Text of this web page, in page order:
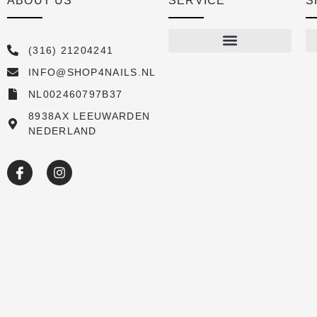
(316) 21204241
INFO@SHOP4NAILS.NL
NL002460797B37
8938AX LEEUWARDEN
NEDERLAND